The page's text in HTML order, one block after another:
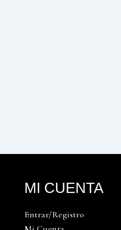
MI CUENTA
Entrar/Registro